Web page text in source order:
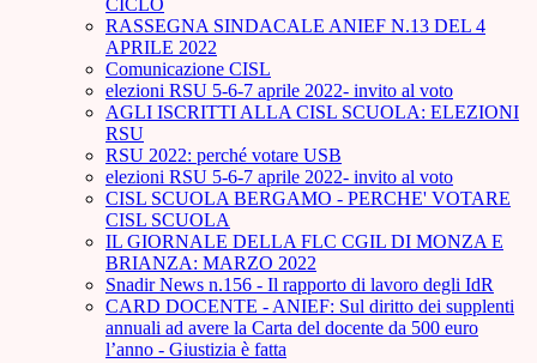
CICLO
RASSEGNA SINDACALE ANIEF N.13 DEL 4
APRILE 2022
Comunicazione CISL
elezioni RSU 5-6-7 aprile 2022- invito al voto
AGLI ISCRITTI ALLA CISL SCUOLA: ELEZIONI
RSU
RSU 2022: perché votare USB
elezioni RSU 5-6-7 aprile 2022- invito al voto
CISL SCUOLA BERGAMO - PERCHE' VOTARE
CISL SCUOLA
IL GIORNALE DELLA FLC CGIL DI MONZA E
BRIANZA: MARZO 2022
Snadir News n.156 - Il rapporto di lavoro degli IdR
CARD DOCENTE - ANIEF: Sul diritto dei supplenti
annuali ad avere la Carta del docente da 500 euro
l’anno - Giustizia è fatta